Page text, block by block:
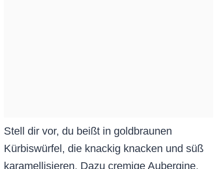
Stell dir vor, du beißt in goldbraunen
Kürbiswürfel, die knackig knacken und süß
karamellisieren. Dazu cremige Aubergine,